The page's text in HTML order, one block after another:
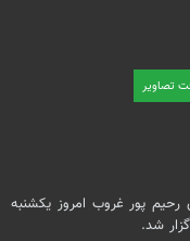
تصاویر
پور غروب امروز یکشنبه